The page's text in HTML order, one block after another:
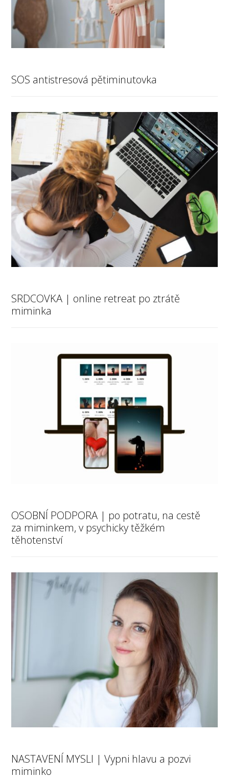
SOS antistresová pětiminutovka
SRDCOVKA | online retreat po ztrátě
miminka
OSOBNÍ PODPORA | po potratu, na cestě
za miminkem, v psychicky těžkém
těhotenství
NASTAVENÍ MYSLI | Vypni hlavu a pozvi
miminko